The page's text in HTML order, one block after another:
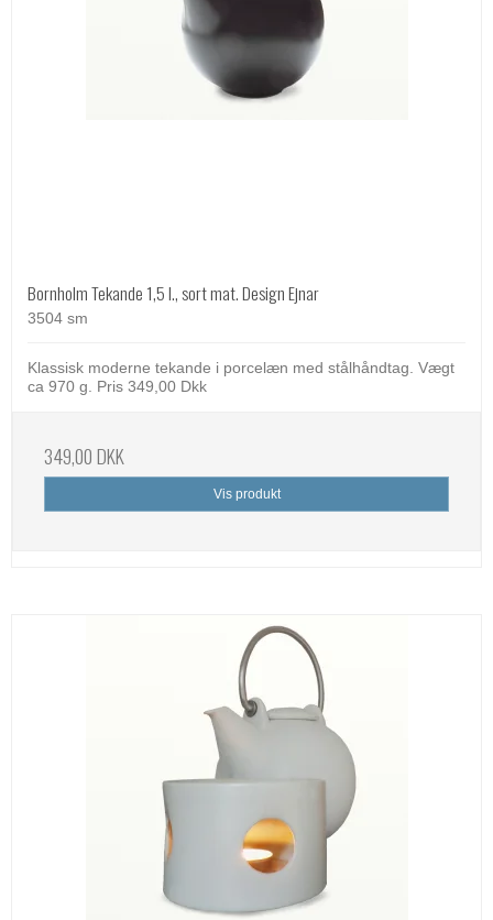
Bornholm Tekande 1,5 l., sort mat. Design Ejnar
3504 sm
Klassisk moderne tekande i porcelæn med stålhåndtag. Vægt
ca 970 g. Pris 349,00 Dkk
349,00 DKK
Vis produkt